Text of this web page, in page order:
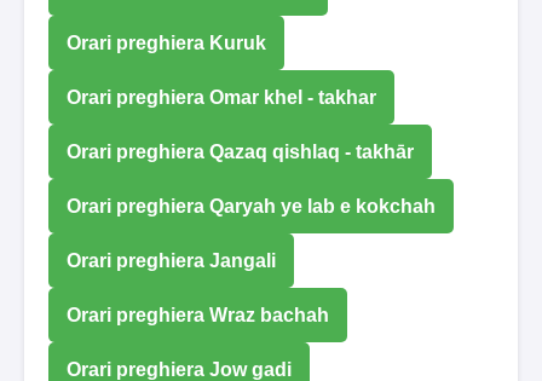
Orari preghiera Kuruk
Orari preghiera Omar khel - takhar
Orari preghiera Qazaq qishlaq - takhār
Orari preghiera Qaryah ye lab e kokchah
Orari preghiera Jangali
Orari preghiera Wraz bachah
Orari preghiera Jow gadi